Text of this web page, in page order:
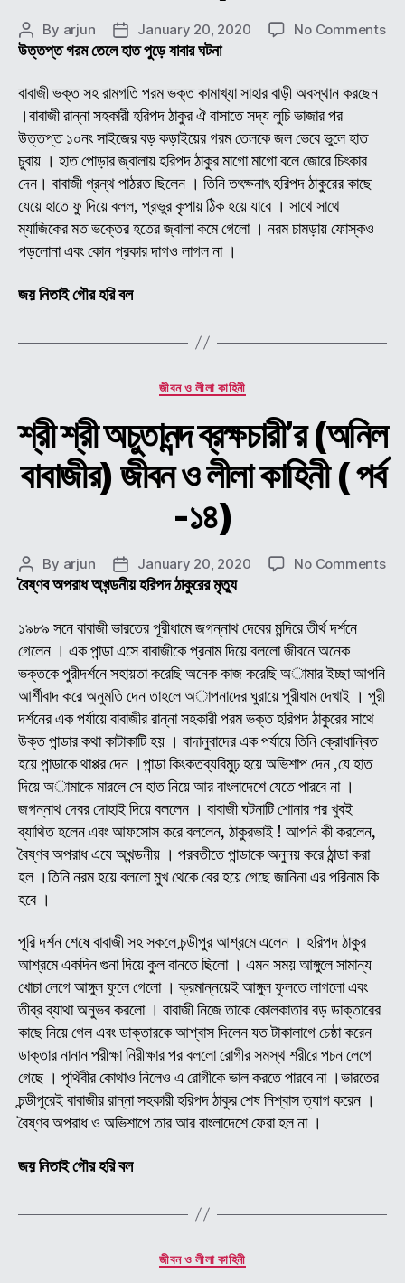
Post
author
By arjun
Post
date
January 20, 2020 No Commentson
উত্তপ্ত গরম তেলে হাত পুড়ে যাবার ঘটনা
বাবাজী ভক্ত সহ রামগতি পরম ভক্ত কামাখ্যা সাহার বাড়ী অবস্থান করছেন
।বাবাজী রান্না সহকারী হরিপদ ঠাকুর ঐ বাসাতে সদ্য লুচি ভাজার পর
উত্তপ্ত ১০নং সাইজের বড় কড়াইয়ের গরম তেলকে জল ভেবে ভুলে হাত
চুবায় । হাত পোড়ার জ্বালায় হরিপদ ঠাকুর মাগো মাগো বলে জোরে চিৎকার
দেন। বাবাজী গ্রন্থ পাঠরত ছিলেন । তিনি তৎক্ষনাৎ হরিপদ ঠাকুরের কাছে
যেয়ে হাতে ফু দিয়ে বলল, প্রভুর কৃপায় ঠিক হয়ে যাবে । সাথে সাথে
ম্যাজিকের মত ভক্তের হতের জ্বালা কমে গেলো । নরম চামড়ায় ফোস্কও
পড়লোনা এবং কোন প্রকার দাগও লাগল না ।
জয় নিতাই গৌর হরি বল
Categories
জীবন ও লীলা কাহিনী
শ্রী শ্রী অচুতানন্দ ব্রক্ষচারী’র (অনিল
বাবাজীর) জীবন ও লীলা কাহিনী ( পর্ব
-১৪)
Post
author
By arjun
Post
date
January 20, 2020 No Commentson
বৈষ্ণব অপরাধ অখন্ডনীয় হরিপদ ঠাকুরের মৃত্যু
১৯৮৯ সনে বাবাজী ভারতের পূরীধামে জগন্নাথ দেবের মন্দিরে তীর্থ দর্শনে
গেলেন । এক পান্ডা এসে বাবাজীকে প্রনাম দিয়ে বললো জীবনে অনেক
ভক্তকে পুরীদর্শনে সহায়তা করেছি অনেক কাজ করেছি অামার ইচ্ছা আপনি
আর্শীবাদ করে অনুমতি দেন তাহলে অাপনাদের ঘুরায়ে পুরীধাম দেখাই । পুরী
দর্শনের এক পর্যায়ে বাবাজীর রান্না সহকারী পরম ভক্ত হরিপদ ঠাকুরের সাথে
উক্ত পান্ডার কথা কাটাকাটি হয় । বাদানুবাদের এক পর্যায়ে তিনি ক্রোধান্বিত
হয়ে পান্ডাকে থাপ্পর দেন ।পান্ডা কিংকতব্যবিমুঢ় হয়ে অভিশাপ দেন ,যে হাত
দিয়ে অামাকে মারলে সে হাত নিয়ে আর বাংলাদেশে যেতে পারবে না ।
জগন্নাথ দেবর দোহাই দিয়ে বললেন । বাবাজী ঘটনাটি শোনার পর খুবই
ব্যাথিত হলেন এবং আফসোস করে বললেন, ঠাকুরভাই ! আপনি কী করলেন,
বৈষ্ণব অপরাধ এযে অখন্ডনীয় । পরবতীতে পান্ডাকে অনুনয় করে ঠান্ডা করা
হল ।তিনি নরম হয়ে বললো মুখ থেকে বের হয়ে গেছে জানিনা এর পরিনাম কি
হবে ।
পূরি দর্শন শেষে বাবাজী সহ সকলে চন্ডীপুর আশ্রমে এলেন । হরিপদ ঠাকুর
আশ্রমে একদিন গুনা দিয়ে কুল বানতে ছিলো । এমন সময় আঙ্গুলে সামান্য
খোচা লেগে আঙ্গুল ফুলে গেলো । ক্রমান্নয়েই আঙ্গুল ফুলতে লাগলো এবং
তীব্র ব্যাথা অনুভব করলো । বাবাজী নিজে তাকে কোলকাতার বড় ডাক্তারের
কাছে নিয়ে গেল এবং ডাক্তারকে আশ্বাস দিলেন যত টাকালাগে চেষ্ঠা করেন
ডাক্তার নানান পরীক্ষা নিরীক্ষার পর বললো রোগীর সমস্থ শরীরে পচন লেগে
গেছে । পৃথিবীর কোথাও নিলেও এ রোগীকে ভাল করতে পারবে না ।ভারতের
চন্ডীপুরেই বাবাজীর রান্না সহকারী হরিপদ ঠাকুর শেষ নিশ্বাস ত্যাগ করেন ।
বৈষ্ণব অপরাধ ও অভিশাপে তার আর বাংলাদেশে ফেরা হল না ।
জয় নিতাই গৌর হরি বল
Categories
জীবন ও লীলা কাহিনী